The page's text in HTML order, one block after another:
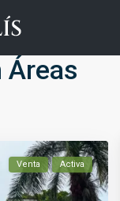
Venta Activa